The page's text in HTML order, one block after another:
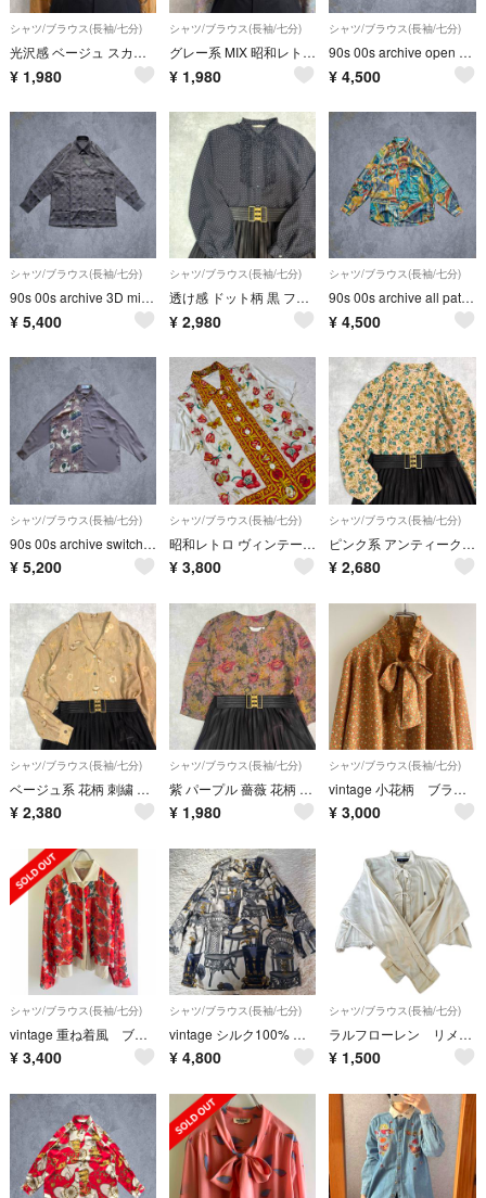
シャツ/ブラウス(長袖/七分)
光沢感 ベージュ スカーフ柄 開襟 ゆったり レトロヴィンテージ 総柄シャツ
¥ 1,980
シャツ/ブラウス(長袖/七分)
グレー系 MIX 昭和レトロ 古着 総柄 長袖 レディース ブラウス
¥ 1,980
シャツ/ブラウス(長袖/七分)
90s 00s archive open collar shirt Y2K
¥ 4,500
シャツ/ブラウス(長袖/七分)
90s 00s archive 3D mix shirt box Y2K
¥ 5,400
シャツ/ブラウス(長袖/七分)
透け感 ドット柄 黒 フリル スタンドカラー ハイネック レトロブラウス
¥ 2,980
シャツ/ブラウス(長袖/七分)
90s 00s archive all pattern shirt Y2K
¥ 4,500
シャツ/ブラウス(長袖/七分)
90s 00s archive switch shirt LL Y2K
¥ 5,200
シャツ/ブラウス(長袖/七分)
昭和レトロ ヴィンテージ 花柄 蝶々 昆虫柄 スカーフ柄
¥ 3,800
シャツ/ブラウス(長袖/七分)
ピンク系 アンティーク 花柄 薔薇 ノーカラー レトロ クラシカル ブラウス
¥ 2,680
シャツ/ブラウス(長袖/七分)
ベージュ系 花柄 刺繍 シアー 透け感 オーバーサイズ レトロ ブラウス
¥ 2,380
シャツ/ブラウス(長袖/七分)
紫 パープル 薔薇 花柄 昭和レトロ ノーカラー ブラウス 七分袖 古着
¥ 1,980
シャツ/ブラウス(長袖/七分)
vintage 小花柄 ブラウス ボウタイ フリル ビンテージ ヴィンテージ
¥ 3,000
シャツ/ブラウス(長袖/七分)
vintage 重ね着風 ブラウス 花柄 シアー ビンテージ ヴィンテージ
¥ 3,400
シャツ/ブラウス(長袖/七分)
vintage シルク100% 総柄ブラウス アート柄 ヨーロピアン柄
¥ 4,800
シャツ/ブラウス(長袖/七分)
ラルフローレン リメイク古着 シャツ
¥ 1,500